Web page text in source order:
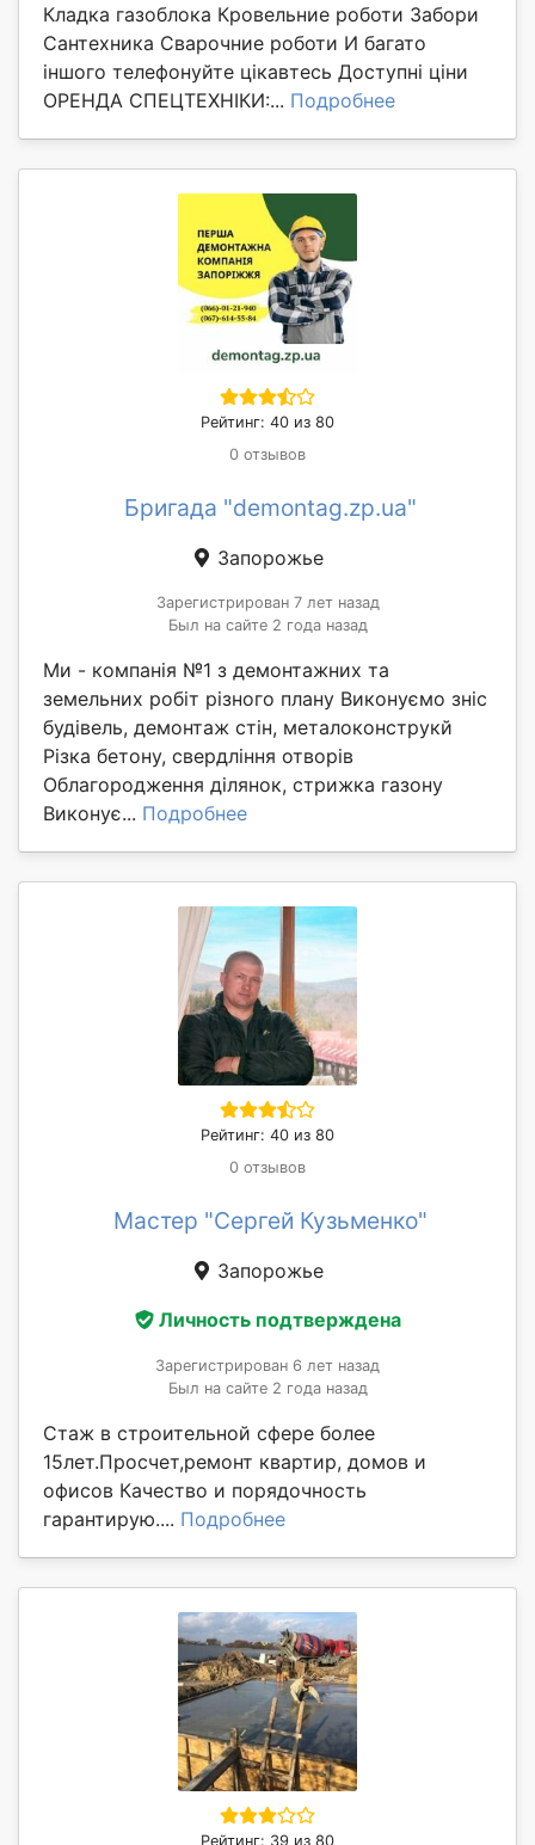
Кладка газоблока Кровельние роботи Забори
Сантехника Сварочние роботи И багато
іншого телефонуйте цікавтесь Доступні ціни
ОРЕНДА СПЕЦТЕХНІКИ:... Подробнее
Рейтинг: 40 из 80
0 отзывов
Бригада "demontag.zp.ua"
Запорожье
Зарегистрирован 7 лет назад
Был на сайте 2 года назад
Ми - компанія №1 з демонтажних та
земельних робіт різного плану Виконуємо зніс
будівель, демонтаж стін, металоконструкй
Різка бетону, свердління отворів
Облагородження ділянок, стрижка газону
Виконує... Подробнее
Рейтинг: 40 из 80
0 отзывов
Мастер "Сергей Кузьменко"
Запорожье
Личность подтверждена
Зарегистрирован 6 лет назад
Был на сайте 2 года назад
Стаж в строительной сфере более
15лет.Просчет,ремонт квартир, домов и
офисов Качество и порядочность
гарантирую.... Подробнее
Рейтинг: 39 из 80